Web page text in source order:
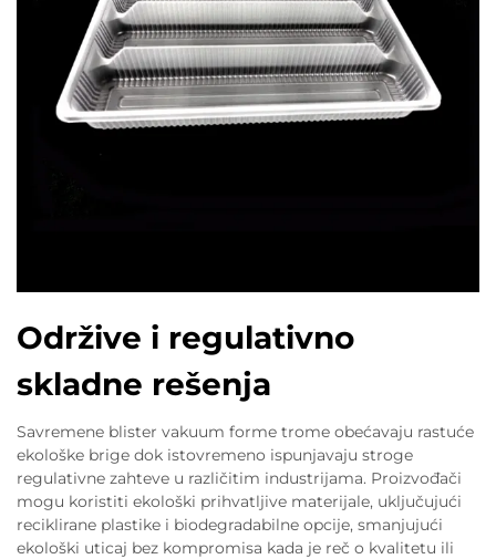
Održive i regulativno
skladne rešenja
Savremene blister vakuum forme trome obećavaju rastuće
ekološke brige dok istovremeno ispunjavaju stroge
regulativne zahteve u različitim industrijama. Proizvođači
mogu koristiti ekološki prihvatljive materijale, uključujući
reciklirane plastike i biodegradabilne opcije, smanjujući
ekološki uticaj bez kompromisa kada je reč o kvalitetu ili